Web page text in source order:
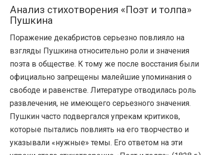
Анализ стихотворения «Поэт и толпа»
Пушкина
Поражение декабристов серьезно повлияло на
взгляды Пушкина относительно роли и значения
поэта в обществе. К тому же после восстания были
официально запрещены малейшие упоминания о
свободе и равенстве. Литературе отводилась роль
развлечения, не имеющего серьезного значения.
Пушкин часто подвергался упрекам критиков,
которые пытались повлиять на его творчество и
указывали «нужные» темы. Его ответом на эти